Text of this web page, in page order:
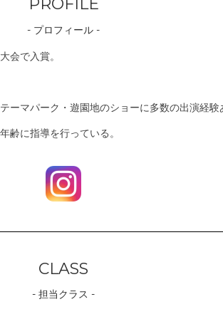
PROFILE
- プロフィール -
会で入賞。
ーマパーク・遊園地のショーに多数の出演経験
齢に指導を行っている。
CLASS
- 担当クラス -